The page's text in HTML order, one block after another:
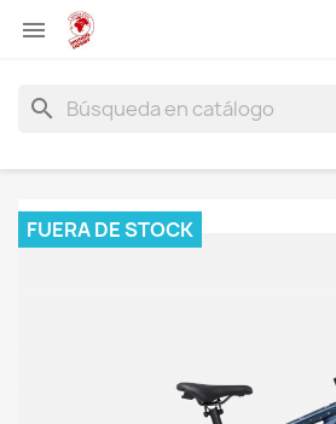

search
FUERA DE STOCK